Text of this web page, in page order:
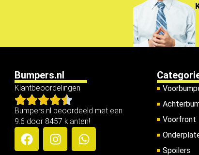
Bumpers.nl
Klantbeoordelingen
Bumpers.nl beoordeeld met een
9.6 door 8457 klanten!
Voorfront
Spoilers